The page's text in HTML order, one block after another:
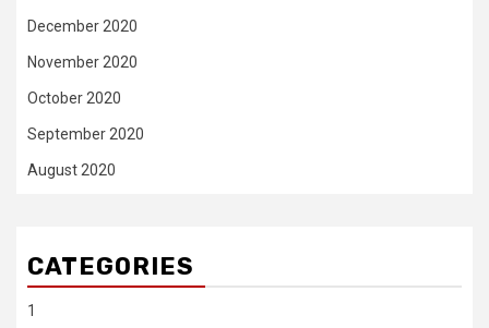
December 2020
November 2020
October 2020
September 2020
August 2020
CATEGORIES
1